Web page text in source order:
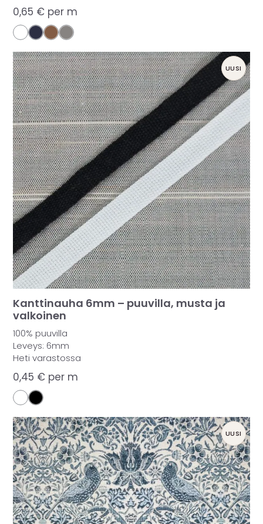
0,65 € per m
Kanttinauha 6mm – puuvilla, musta ja
valkoinen
100% puuvilla
Leveys: 6mm
Heti varastossa
0,45 € per m
UUSI
UUSI